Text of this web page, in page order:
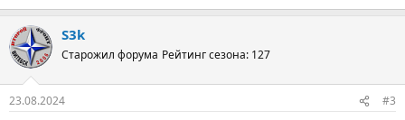
S3k
Старожил форума Рейтинг сезона: 127
23.08.2024 #3